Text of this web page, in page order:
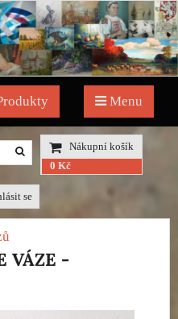
Menu
Nákupní košík
0 Kč
se
VÁZE -